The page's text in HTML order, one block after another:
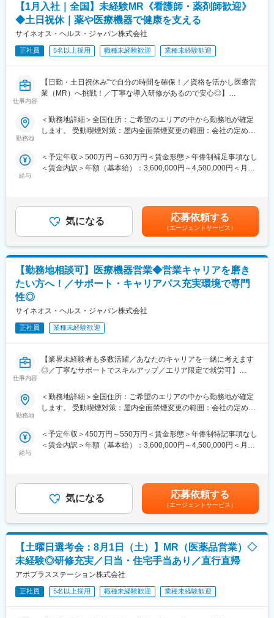
努力がきちんと報われる報酬制度になっています。
《丁寧な研修・支援体制で成長を応援！》
入社後は2カ月間の研修制度がありますので、未経験の方も安心し
てご応募ください！同期社員と一緒に集中的に研修を行い、その
また、配属後も一人ひとりの知識とスキルレベルを上げるために
様々な研修をご用意しています。
《あなたの想いを実現する豊富なキャリアプランとサポート体
制！》
社部門（マネージャー、研修部門など）へのキャリアチェンジ」
など幅広いキャリアプランがあります。また、弊社のマネージャ
将来のキャリアに関してサポートをしていきます。
《職種に関して》
■MRとは主に医師や薬剤師等へ、担当製品の情報提供を行いま
す。担当施設の患者様に応じた情報提供や、担当製品の処方後の
情報収集を行います。
変更の範囲：会社の定める業務
【1月入社｜全国】未経験MR《看護師・薬剤師歓迎》
◆土日祝休｜薬や医療機器で健康を支える
サイネオス・ヘルス・ジャパン株式会社
正社員 5名以上採用 職種未経験歓迎 業種未経験歓迎
仕事内容
【日勤・土日祝休み”で自分の時間を確保！／資格を活かし医療営
業（MR）へ挑戦！／丁寧な導入研修があるので安心◎】
《資格と想いがあれば活躍できる！》
「誰かのためになる仕事がしたい」「社会貢献につながる仕事を
ます。
これまでの経験を活かして新たなフィールドで活躍したい方を歓
■夜勤なし！日勤・土日祝休みで働き方改善・ワークライフバラン
スの両立が叶う！
■明確な評価制度あり！自身の成果や頑張りが客観的に評価され、
年収に反映されます。また、在籍年数が増えると永年勤続報奨金
や四半期一時金などの手当もアップします。つまり、やりがいや
努力がきちんと報われる報酬制度になっています。
てご応募ください！同期社員と一緒に集中的に研修を行い、その
後配属先に応じた製品研修を行います。
※配属は入社後に確定する予定です。
様々な研修をご用意しています。
制！》
志向性やその時の環境に応じてや「１つの領域で専門性を高め
る」「幅広い疾患をカバーできるオールラウンダーになる」「本
など幅広いキャリアプランがあります。また、弊社のマネージャ
ーのほとんどは、MRからキャリアをチェンジしているメンバーで
■MRとは主に医師や薬剤師等へ、担当製品の情報提供を行いま
す。担当施設の患者様に応じた情報提供や、担当製品の処方後の
情報収集を行います。
変更の範囲：会社の定める業務
勤務地
＜勤務地詳細＞全国住所：ご希望のエリアの中から勤務地が確定
します。 受動喫煙対策：屋内全面禁煙変更の範囲：会社の定める
給与
＜予定年収＞500万円～630万円＜賃金形態＞年俸制補足事項なし
＜賃金内訳＞年額（基本給）：3,600,000円～4,500,000円＜月額
四半期一時金：10万円（四半期に1回、10万円程度支給）※ただし
支給条件有。他、永続勤務報奨金（3年勤務5万円支給、5年勤務
10万円…）ございます。賃金はあくまでも目安の金額であり、選
考を通じて上下する可能性があります。月給(月額)は固定手当を含
めた表記です。
気になる 応募依頼する
（エージェントサービス）
【勤務地相談可】医療機器営業◆営業キャリアを磨き
たい方へ！／サポート・キャリアパス充実環境で専門
性◎
サイネオス・ヘルス・ジャパン株式会社
正社員 業種未経験歓迎
仕事内容
【業界未経験者も多数活躍／あなたのキャリアを一緒に考えます
◎／丁寧なサポートでスキルアップ／エリア限定で就労可】
■業務内容
医療機器の営業担当者として、基幹病院などの医師や看護師など
・身につくスキル
専門家へ提案・交渉する力を磨けます。単に説明する力だけでな
■キャリアパス：
志向性や身につけたいスキルに応じて様々なキャリアパスがあり
ます。
・1つの領域（心臓外科や整形外科など）を極める
・複数のプロジェクトに参画して経験を広げる
・本社スタッフ（プロジェクトマネージャー、採用、研修担当）
にキャリアチェンジ
など、様々な可能性を探ることができるのが大きな魅力です。
勤務地
＜勤務地詳細＞全国住所：ご希望のエリアの中から勤務地が確定
します。 受動喫煙対策：屋内全面禁煙変更の範囲：会社の定める
給与
＜予定年収＞450万円～550万円＜賃金形態＞年俸制特記事項なし
＜賃金内訳＞年額（基本給）：3,600,000円～4,500,000円＜月額
として、同社が拠出します賃金はあくまでも目安の金額であり、
選考を通じて上下する可能性があります。月給(月額)は固定手当を
含めた表記です。
気になる 応募依頼する
（エージェントサービス）
【土曜日選考会：8月1日（土）】MR（医薬品営業）◇
未経験◎研修充実／日当・住宅手当あり／直行直帰
アポプラスステーション株式会社
正社員 5名以上採用 職種未経験歓迎 業種未経験歓迎